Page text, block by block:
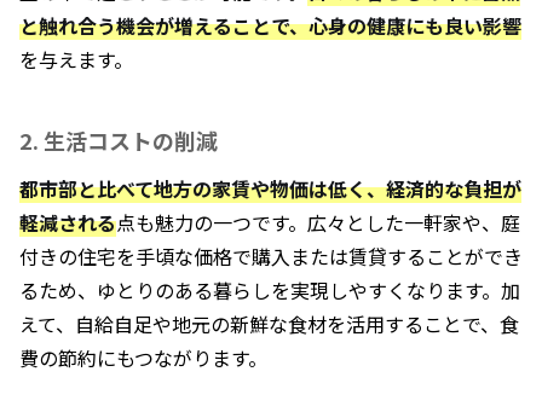
と触れ合う機会が増えることで、心身の健康にも良い影響
を与えます。
2. 生活コストの削減
都市部と比べて地方の家賃や物価は低く、経済的な負担が
軽減される点も魅力の一つです。広々とした一軒家や、庭
付きの住宅を手頃な価格で購入または賃貸することができ
るため、ゆとりのある暮らしを実現しやすくなります。加
えて、自給自足や地元の新鮮な食材を活用することで、食
費の節約にもつながります。